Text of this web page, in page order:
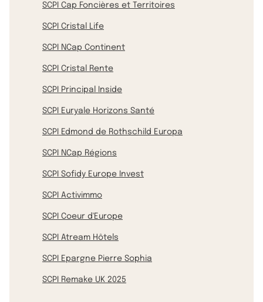
SCPI Cap Foncières et Territoires
SCPI Cristal Life
SCPI NCap Continent
SCPI Cristal Rente
SCPI Principal Inside
SCPI Euryale Horizons Santé
SCPI Edmond de Rothschild Europa
SCPI NCap Régions
SCPI Sofidy Europe Invest
SCPI Activimmo
SCPI Coeur d'Europe
SCPI Atream Hôtels
SCPI Epargne Pierre Sophia
SCPI Remake UK 2025